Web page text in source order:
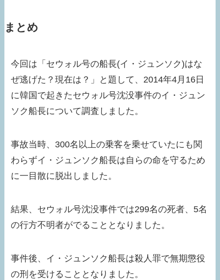
まとめ
今回は「セウォル号の船長(イ・ジュンソク)はな
ぜ逃げた？現在は？」と題して、2014年4月16日
に韓国で起きたセウォル号沈没事件のイ・ジュン
ソク船長について調査しました。
事故当時、300名以上の乗客を乗せていたにも関
わらずイ・ジュンソク船長は自らの命を守るため
に一目散に脱出しました。
結果、セウォル号沈没事件では299名の死者、5名
の行方不明者がでることとなりました。
事件後、イ・ジュンソク船長は殺人罪で無期懲役
の刑を受けることとなりました。